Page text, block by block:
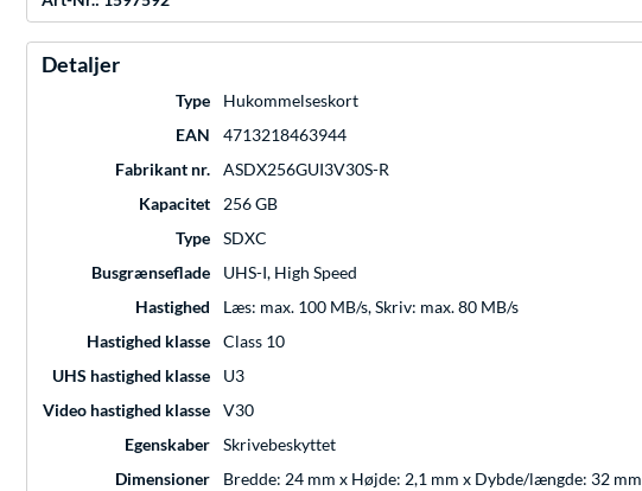
Detaljer
Type
Hukommelseskort
EAN
4713218463944
Fabrikant nr.
ASDX256GUI3V30S-R
Kapacitet
256 GB
Type
SDXC
Busgrænseflade
UHS-I, High Speed
Hastighed
Læs: max. 100 MB/s, Skriv: max. 80 MB/s
Hastighed klasse
Class 10
UHS hastighed klasse
U3
Video hastighed klasse
V30
Egenskaber
Skrivebeskyttet
Dimensioner
Bredde: 24 mm x Højde: 2,1 mm x Dybde/længde: 32 mm